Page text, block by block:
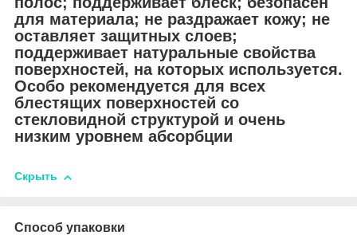
для материала; не раздражает кожу; не
оставляет защитных слоев;
поддерживает натуральные свойства
поверхностей, на которых используется.
Особо рекомендуется для всех
блестящих поверхностей со
стекловидной структурой и очень
низким уровнем абсорбции
Скрыть
Способ упаковки